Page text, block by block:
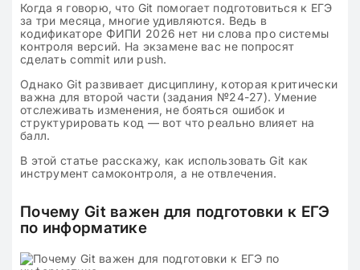
Когда я говорю, что Git помогает подготовиться к ЕГЭ
за три месяца, многие удивляются. Ведь в
кодификаторе ФИПИ 2026 нет ни слова про системы
контроля версий. На экзамене вас не попросят
сделать commit или push.
Однако Git развивает дисциплину, которая критически
важна для второй части (задания №24-27). Умение
отслеживать изменения, не бояться ошибок и
структурировать код — вот что реально влияет на
балл.
В этой статье расскажу, как использовать Git как
инструмент самоконтроля, а не отвлечения.
Почему Git важен для подготовки к ЕГЭ
по информатике